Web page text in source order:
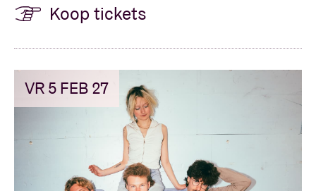
Koop tickets
VR 5 FEB 27